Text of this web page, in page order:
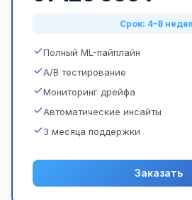
Срок: 4–8
Полный ML-пайплайн
A/B тестирование
Мониторинг дрейфа
Автоматические инсайты
3 месяца поддержки
Заказать